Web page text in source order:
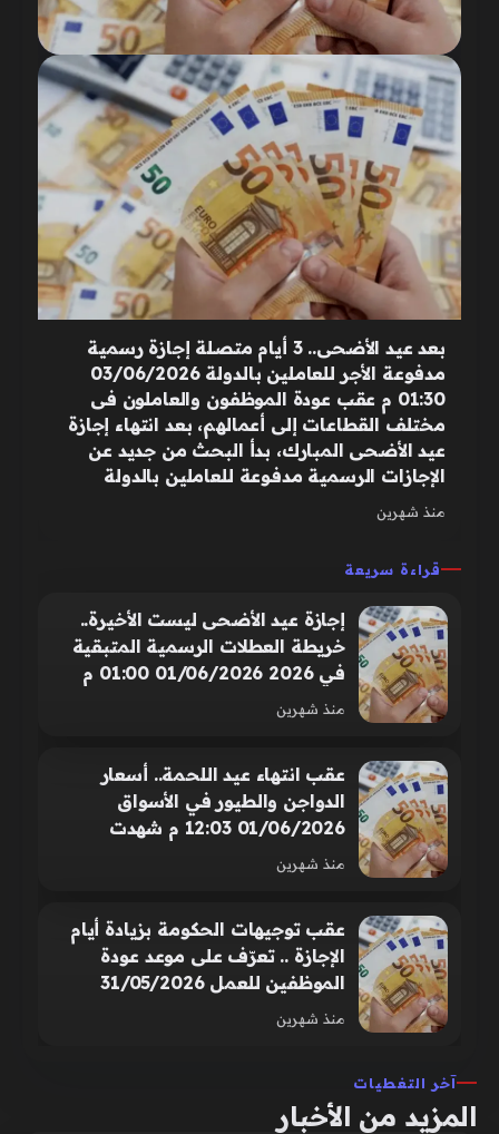
بعد عيد الأضحى.. 3 أيام متصلة إجازة رسمية
مدفوعة الأجر للعاملين بالدولة 03/06/2026
01:30 م عقب عودة الموظفون والعاملون فى
مختلف القطاعات إلى أعمالهم، بعد انتهاء إجازة
عيد الأضحى المبارك، بدأ البحث من جديد عن
الإجازات الرسمية مدفوعة للعاملين بالدولة
منذ شهرين
قراءة سريعة
إجازة عيد الأضحى ليست الأخيرة..
خريطة العطلات الرسمية المتبقية
في 2026 01/06/2026 01:00 م
أعلنت الجهات المعنية عن قائمة
العطلات الرسمية المتبقية لما تبقى
منذ شهرين
عقب انتهاء عيد اللحمة.. أسعار
الدواجن والطيور في الأسواق
01/06/2026 12:03 م شهدت
أسواق الدواجن والطيور بمختلف
منذ شهرين
عقب توجيهات الحكومة بزيادة أيام
الإجازة .. تعرّف على موعد عودة
الموظفين للعمل 31/05/2026
رسمياً بمد إجازة عيد الأضحى
منذ شهرين
آخر التغطيات
المزيد من الأخبار